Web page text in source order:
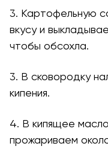
3. Картофельную
вкусу и
чтобы обсохла.
3. В сковородку
кипения.
4. В кипящее
прожариваем